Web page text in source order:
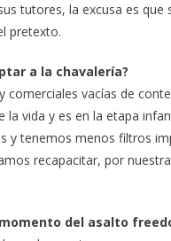
tutores, la excusa es
pretexto.
a la chavalería?
vacías de
vida y es en la etapa
y tenemos menos filtros
recapacitar, por
del asalto